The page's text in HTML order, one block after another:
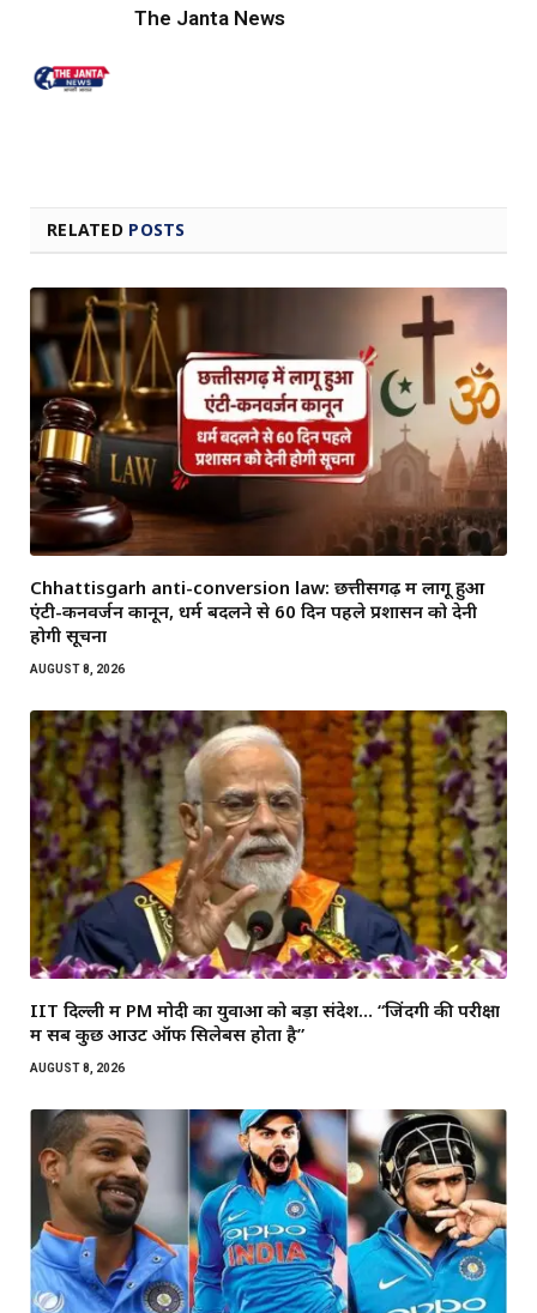
The Janta News
RELATED POSTS
Chhattisgarh anti-conversion law: छत्तीसगढ़ में लागू हुआ
एंटी-कनवर्जन कानून, धर्म बदलने से 60 दिन पहले प्रशासन को देनी
होगी सूचना
AUGUST 8, 2026
IIT दिल्ली में PM मोदी का युवाओं को बड़ा संदेश… “जिंदगी की परीक्षा
में सब कुछ आउट ऑफ सिलेबस होता है”
AUGUST 8, 2026